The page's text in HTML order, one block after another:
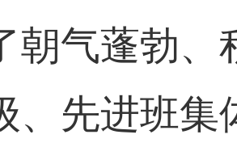
朝气蓬勃、
、先进班集